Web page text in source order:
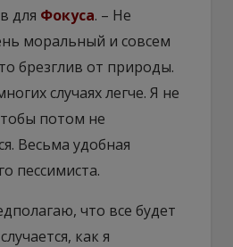
для Фокуса. – Не
моральный и совсем
брезглив от природы.
случаях легче. Я не
потом не
Весьма удобная
пессимиста.
что все будет
как я